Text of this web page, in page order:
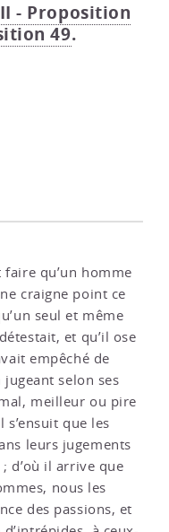
- Proposition
49.
faire qu’un homme
craigne point ce
seul et même
et qu’il ose
empêché de
selon ses
meilleur ou pire
s’ensuit que les
leurs jugements
d’où il arrive que
nous les
des passions, et